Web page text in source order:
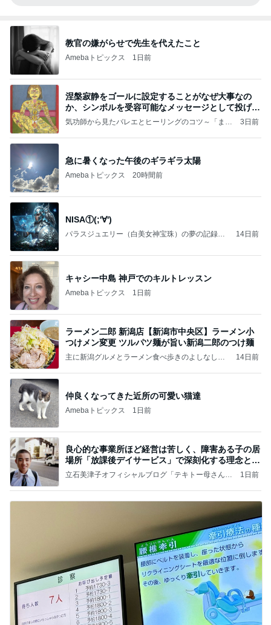
教官の嫌がらせで先生を代えたこと
Amebaトピックス 1日前
涅槃寂静をゴールに設定することがなぜ大事なの
か、シンボルを受容可能なメッセージとして投げる
ことが
気功師から見たバレエとヒーリングのコツ～「まと
3日前
急に暑くなった午後のギラギラ太陽
Amebaトピックス 20時間前
NISA①(;'∀')
パラスジュエリー（白美女神宝珠）の夢の記録
14日前
キャシー中島 神戸でのキルトレッスン
Amebaトピックス 1日前
ラーメン二郎 新潟店【新潟市中央区】ラーメン小
つけメン変更 ツルパツ麺が旨い新潟二郎のつけ麺
主に新潟グルメとラーメン食べ歩きのよしなしご
14日前
仲良くなってきた近所の可愛い猫達
Amebaトピックス 1日前
良心的な事業所ほど経営は苦しく、障害ある子の居
場所「放課後デイサービス」で深刻化する理念と現
実の
立石美津子オフィシャルブログ「テキトー母さんの
1日前